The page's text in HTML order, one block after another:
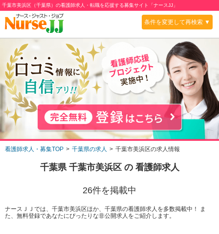
千葉市美浜区（千葉県）の看護師求人・転職を応援する募集サイト「ナースJJ」
条件を変更して再検索 ▼
看護師求人・募集TOP 千葉県の求人 千葉市美浜区の求人情報
千葉県 千葉市美浜区の 看護師求人
26件を掲載中
ナースＪＪでは、千葉市美浜区ほか、千葉県の看護師求人を多数掲載中！ ま
た、無料登録であなたにぴったりな非公開求人をご紹介します。